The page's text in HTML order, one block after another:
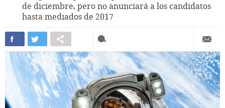
de diciembre, pero no anunciará a los candidatos
hasta mediados de 2017